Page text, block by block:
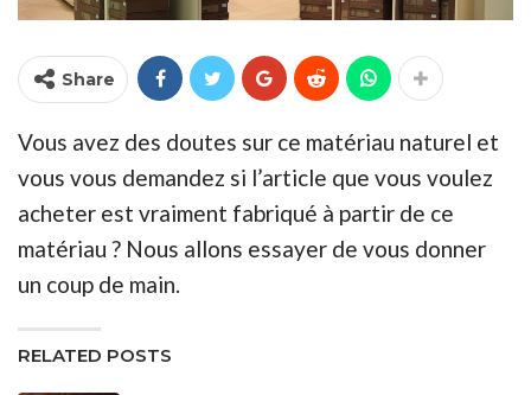
Share
Vous avez des doutes sur ce matériau naturel et
vous vous demandez si l’article que vous voulez
acheter est vraiment fabriqué à partir de ce
matériau ? Nous allons essayer de vous donner
un coup de main.
RELATED POSTS